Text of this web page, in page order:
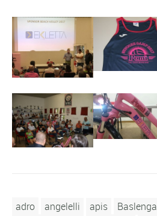
adro angelelli apis Baslenga